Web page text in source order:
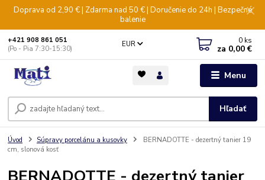
Doprava od 2,90 € | Zdarma nad 50 € | Doručenie do 24h | Bezpečné
balenie
Menu
EUR
Hľadať
+421 908 861 051
(Po - Pia 7:30-15:30)
0 ks
za 0,00 €
Úvod Súpravy porcelánu a kusovky
BERNADOTTE - dezertný tanier 19
cm, slonová kosť